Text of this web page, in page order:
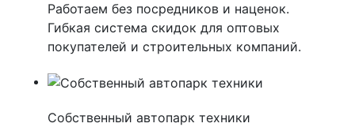
Работаем без посредников и наценок.
Гибкая система скидок для оптовых
покупателей и строительных компаний.
Собственный автопарк техники